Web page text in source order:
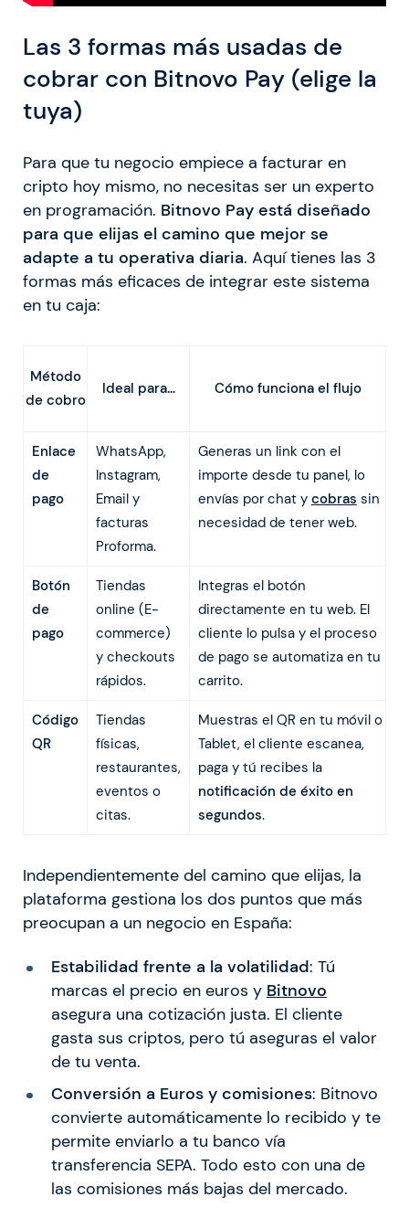
Las 3 formas más usadas de
cobrar con Bitnovo Pay (elige la
tuya)
Para que tu negocio empiece a facturar en
cripto hoy mismo, no necesitas ser un experto
en programación. Bitnovo Pay está diseñado
para que elijas el camino que mejor se
adapte a tu operativa diaria. Aquí tienes las 3
formas más eficaces de integrar este sistema
en tu caja:
Método
de cobro
Ideal para… Cómo funciona el flujo
Enlace
de
pago
WhatsApp,
Instagram,
Email y
facturas
Proforma.
Generas un link con el
importe desde tu panel, lo
envías por chat y cobras sin
necesidad de tener web.
Botón
de
pago
Tiendas
online (E-
commerce)
y checkouts
rápidos.
Integras el botón
directamente en tu web. El
cliente lo pulsa y el proceso
de pago se automatiza en tu
carrito.
Código
QR
Tiendas
físicas,
restaurantes,
eventos o
citas.
Muestras el QR en tu móvil o
Tablet, el cliente escanea,
paga y tú recibes la
notificación de éxito en
segundos.
Independientemente del camino que elijas, la
plataforma gestiona los dos puntos que más
preocupan a un negocio en España:
Estabilidad frente a la volatilidad: Tú
marcas el precio en euros y Bitnovo
asegura una cotización justa. El cliente
gasta sus criptos, pero tú aseguras el valor
de tu venta.
Conversión a Euros y comisiones: Bitnovo
convierte automáticamente lo recibido y te
permite enviarlo a tu banco vía
transferencia SEPA. Todo esto con una de
las comisiones más bajas del mercado.